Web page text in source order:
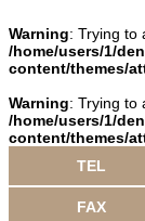
Warning: Trying to
/home/users/1/
content/themes/
Warning: Trying to
/home/users/1/
content/themes/
TEL
FAX